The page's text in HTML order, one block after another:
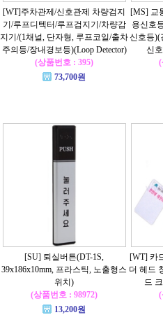
[WT]주차관제/신호관제 차량검지
기/루프디텍터/루프검지기/차량감
지기/(1채널, 단자형, 루프코일/출차
주의등/장내경보등)(Loop Detector)
(상품번호 : 395)
73,700원
[MS] 교
용신호
신호등)(
신
(
[SU] 퇴실버튼(DT-1S,
39x186x10mm, 프라스틱, 노출형스
위치)
(상품번호 : 98972)
13,200원
[WT] 카
더 헤드
드
(